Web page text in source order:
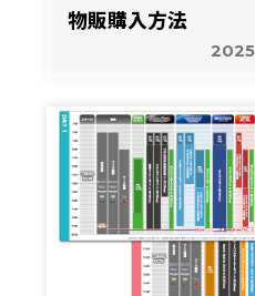
物販購入方法